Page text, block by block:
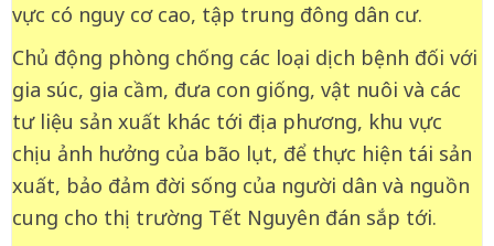
vực có nguy cơ cao, tập trung đông dân cư.
Chủ động phòng chống các loại dịch bệnh đối với
gia súc, gia cầm, đưa con giống, vật nuôi và các
tư liệu sản xuất khác tới địa phương, khu vực
chịu ảnh hưởng của bão lụt, để thực hiện tái sản
xuất, bảo đảm đời sống của người dân và nguồn
cung cho thị trường Tết Nguyên đán sắp tới.